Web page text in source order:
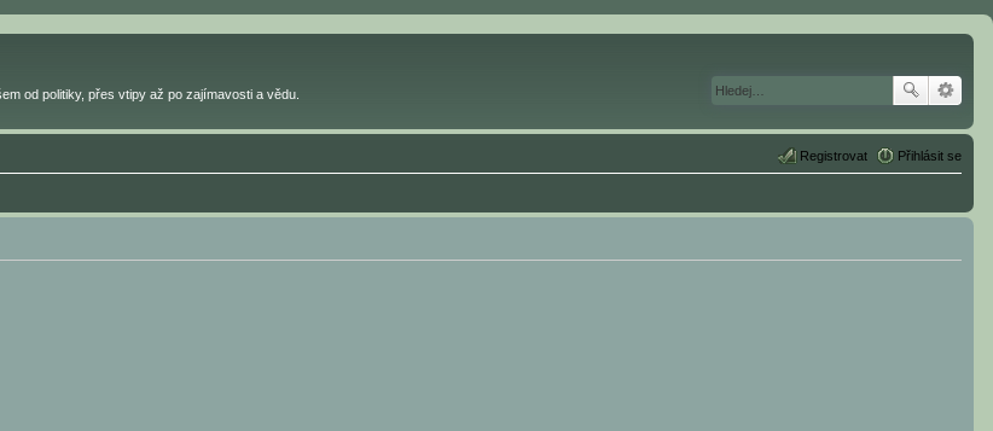
od politiky, přes vtipy až po zajímavosti a vědu.
Přihlásit se
Registrovat